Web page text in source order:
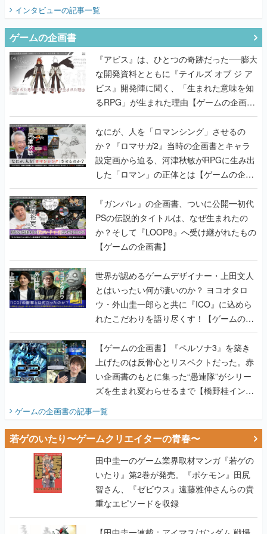
インタビューの記事一覧
ゲームの企画書
『アビス』は、ひとつの奇跡だった──膨大
な開発資料とともに『テイルズ オブ ジ ア
ビス』開発陣に聞く、「生まれた意味を知
るRPG」が生まれた理由【ゲームの企画
書】
なにが、人を「ロマンシング」させるの
か？『ロマサガ2』当時の企画書とキャラ
設定画から迫る、河津秋敏がRPGに生み出
した「ロマン」の正体とは【ゲームの企画
書】
『ガンパレ』の企画書、ついに公開━初代
PSの伝説的タイトルは、なぜ生まれたの
か？そして『LOOP8』へ受け継がれたもの
【ゲームの企画書】
世界が認めるゲームデザイナー・上田文人
とはいったい何が凄いのか？ ヨコオタロ
ウ・外山圭一郎らと共に『ICO』に込めら
れたこだわりを語り尽くす！【ゲームの企
画書】
【ゲームの企画書】『ペルソナ3』を築き
上げたのは反骨心とリスペクトだった。赤
い企画書のもとに集った“愚連隊”がシリー
ズを生まれ変わらせるまで【橋野桂インタ
ゲームの企画書の記事一覧
若ゲのいたり〜ゲームクリエイターの青春〜
田中圭一のゲーム業界取材マンガ『若ゲの
いたり』第2巻が発売。『ポケモン』田尻
智さん、『ゼビウス』遠藤雅伸さんらの貴
重なエピソードを収録